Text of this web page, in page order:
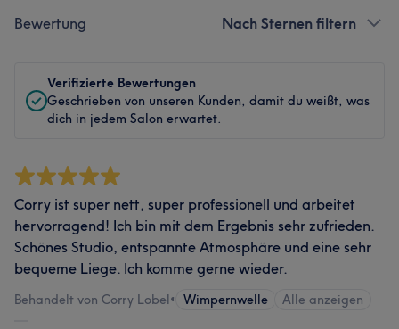
Bewertung Nach Sternen filtern
Verifizierte Bewertungen
Geschrieben von unseren Kunden, damit du weißt, was
dich in jedem Salon erwartet.
Corry ist super nett, super professionell und arbeitet
hervorragend! Ich bin mit dem Ergebnis sehr zufrieden.
Schönes Studio, entspannte Atmosphäre und eine sehr
bequeme Liege. Ich komme gerne wieder.
Behandelt von Corry Lobel• Wimpernwelle Alle anzeigen